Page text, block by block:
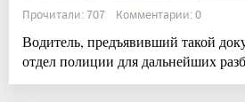
Прочитали: 707 Комментарии: 0
Водитель, предъявивший такой
отдел полиции для дальнейших